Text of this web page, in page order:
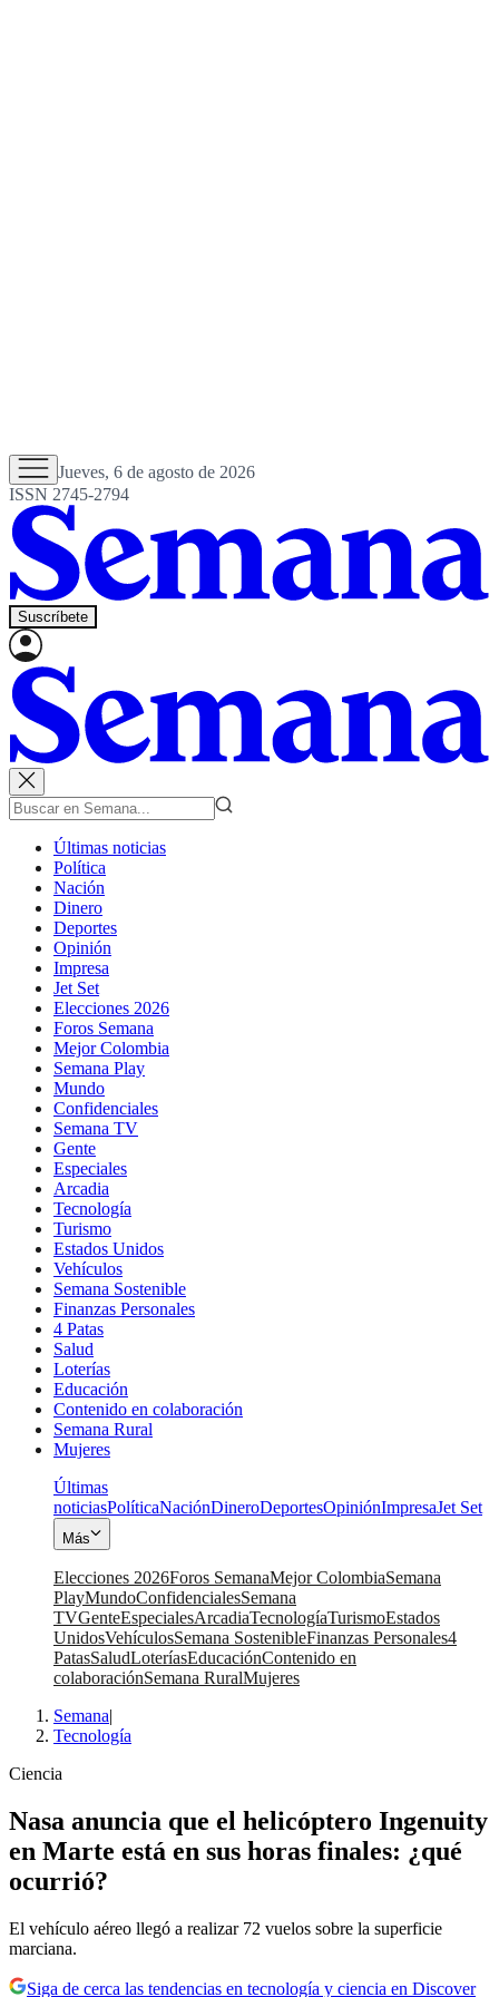
Jueves, 6 de agosto de 2026
ISSN 2745-2794
Suscríbete
Últimas noticias
Política
Nación
Dinero
Deportes
Opinión
Impresa
Jet Set
Elecciones 2026
Foros Semana
Mejor Colombia
Semana Play
Mundo
Confidenciales
Semana TV
Gente
Especiales
Arcadia
Tecnología
Turismo
Estados Unidos
Vehículos
Semana Sostenible
Finanzas Personales
4 Patas
Salud
Loterías
Educación
Contenido en colaboración
Semana Rural
Mujeres
Últimas
noticiasPolíticaNaciónDineroDeportesOpiniónImpresaJet Set
Más
Elecciones 2026Foros SemanaMejor ColombiaSemana
PlayMundoConfidencialesSemana
TVGenteEspecialesArcadiaTecnologíaTurismoEstados
UnidosVehículosSemana SostenibleFinanzas Personales4
PatasSaludLoteríasEducaciónContenido en
colaboraciónSemana RuralMujeres
Semana|
Tecnología
Ciencia
Nasa anuncia que el helicóptero Ingenuity
en Marte está en sus horas finales: ¿qué
ocurrió?
El vehículo aéreo llegó a realizar 72 vuelos sobre la superficie
marciana.
Siga de cerca las tendencias en tecnología y ciencia en Discover